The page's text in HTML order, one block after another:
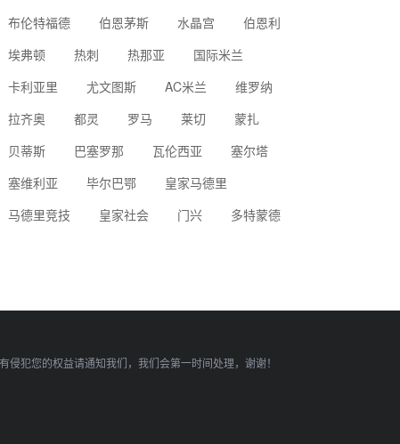
布伦特福德
伯恩茅斯 水晶宫
伯恩利
埃弗顿
热刺 热那亚
国际米兰
卡利亚里
尤文图斯 AC米兰
维罗纳
拉齐奥
都灵 罗马 莱切
蒙扎
贝蒂斯
巴塞罗那 瓦伦西亚
塞尔塔
塞维利亚
毕尔巴鄂
皇家马德里
马德里竞技
皇家社会 门兴 多特蒙德
犯您的权益请通知我们，我们会第一时间处理，谢谢！